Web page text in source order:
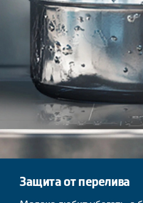
Защита от перелива